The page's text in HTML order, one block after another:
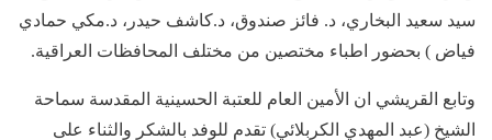
سيد سعيد البخاري، د. فائز صندوق، د.كاشف حيدر، د.مكي حمادي
فياض ) بحضور اطباء مختصين من مختلف المحافظات العراقية.
وتابع القريشي ان الأمين العام للعتبة الحسينية المقدسة سماحة
الشيخ (عبد المهدي الكربلائي) تقدم للوفد بالشكر والثناء على